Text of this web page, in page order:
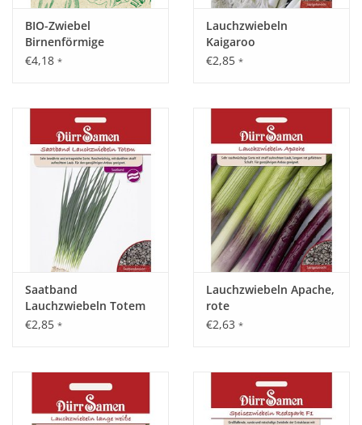
BIO-Zwiebel
Birnenförmige
€4,18 *
Lauchzwiebeln
Kaigaroo
€2,85 *
Saatband
Lauchzwiebeln Totem
€2,85 *
Lauchzwiebeln Apache,
rote
€2,63 *